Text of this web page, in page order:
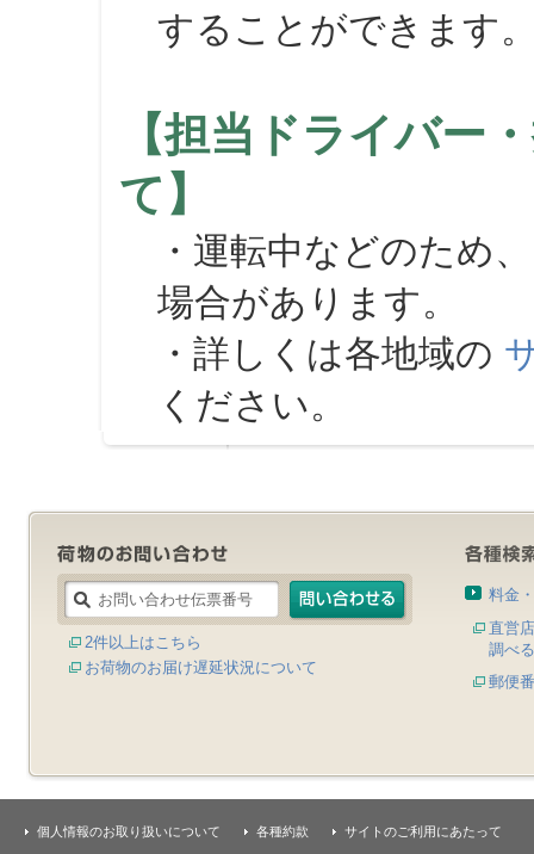
することができます
【担当ドライバー
て】
・運転中などのため
場合があります。
・詳しくは各地域の
ください。
2件以上はこちら
お荷物のお届け遅延状況について
料金
直営
調べる
郵便
個人情報のお取り扱いについて 各種約款 サイトのご利用にあたって